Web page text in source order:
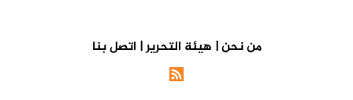
من نحن | هيئة التحرير | اتصل بنا